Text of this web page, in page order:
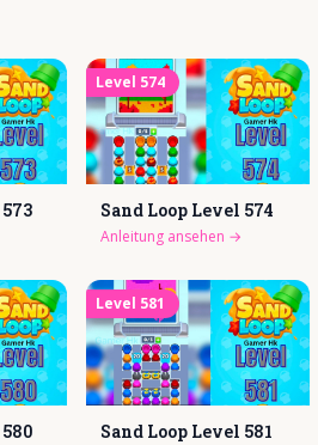
573
Level 574
Sand Loop Level 574
Anleitung ansehen →
580
Level 581
Sand Loop Level 581